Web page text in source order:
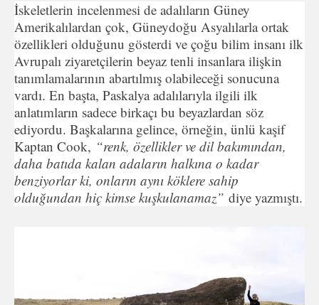
İskeletlerin incelenmesi de adalıların Güney
Amerikalılardan çok, Güneydoğu Asyalılarla ortak
özellikleri olduğunu gösterdi ve çoğu bilim insanı ilk
Avrupalı ziyaretçilerin beyaz tenli in­sanlara ilişkin
tanımlamalarının abartılmış olabileceği sonucuna
vardı. En başta, Paskalya adalılarıyla ilgili ilk
anlatımların sade­ce birkaçı bu beyazlardan söz
ediyordu. Başkalarına gelince, ör­neğin, ünlü kaşif
Kaptan Cook, “renk, özellikler ve dil bakımın­dan,
daha batıda kalan adaların halkına o kadar
benziyorlar ki, onların aynı köklere sahip
olduğundan hiç kimse kuşkulanamaz” diye yazmıştı.